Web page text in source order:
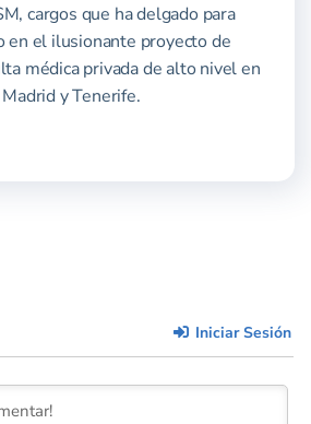
cargos que ha delgado para
en el ilusionante proyecto de
médica privada de alto nivel en
y Tenerife.
Iniciar Sesión